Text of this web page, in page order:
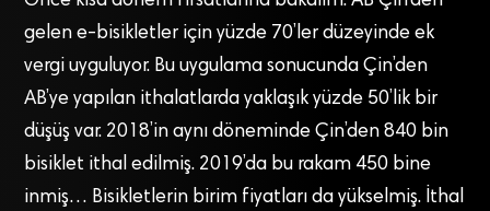
gelen e-bisikletler için yüzde 70’ler düzeyinde ek
vergi uyguluyor. Bu uygulama sonucunda Çin’den
AB’ye yapılan ithalatlarda yaklaşık yüzde 50’lik bir
düşüş var. 2018’in aynı döneminde Çin’den 840 bin
bisiklet ithal edilmiş. 2019’da bu rakam 450 bine
inmiş… Bisikletlerin birim fiyatları da yükselmiş. İthal